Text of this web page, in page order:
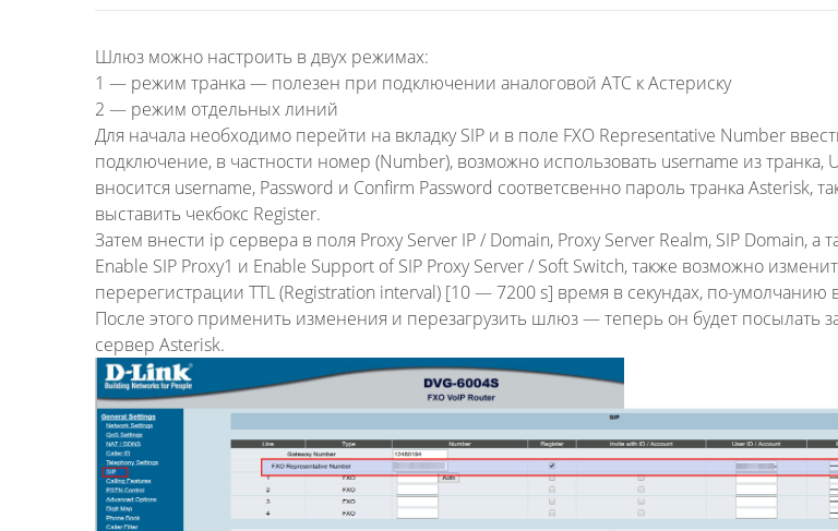
Шлюз можно настроить в двух режимах:
1 — режим транка — полезен при подключении аналоговой АТС к Астериску
2 — режим отдельных линий
Для начала необходимо перейти на вкладку SIP и в поле FXO Representative Number
подключение, в частности номер (Number), возможно использовать username из транка,
вносится username, Password и Confirm Password соответсвенно пароль транка Asterisk,
выставить чекбокс Register.
Затем внести ip сервера в поля Proxy Server IP / Domain, Proxy Server Realm, SIP Domain, а
Enable SIP Proxy1 и Enable Support of SIP Proxy Server / Soft Switch, также возможно
перерегистрации TTL (Registration interval) [10 — 7200 s] время в секундах, по-умолчанию
После этого применить изменения и перезагрузить шлюз — теперь он будет посылать
сервер Asterisk.